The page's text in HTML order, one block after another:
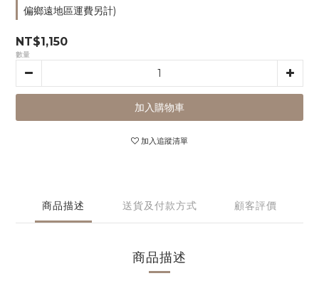
偏鄉遠地區運費另計)
NT$1,150
數量
加入購物車
加入追蹤清單
商品描述 送貨及付款方式 顧客評價
商品描述